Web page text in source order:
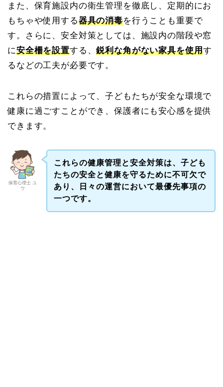
また、保育施設内の衛生管理を徹底し、定期的にお
もちゃや使用する器具の消毒を行うことも重要で
す。さらに、安全対策としては、施設内の階段や窓
に安全柵を設置する、鋭利な角がない家具を使用す
るなどの工夫が必要です。
これらの措置によって、子どもたちが安全な環境で
健康に過ごすことができ、保護者にも安心感を提供
できます。
保育心理士 ユ
ウ
これらの健康管理と安全対策は、子ども
たちの安全と健康を守るために不可欠で
あり、日々の運営において最優先事項の
一つです。